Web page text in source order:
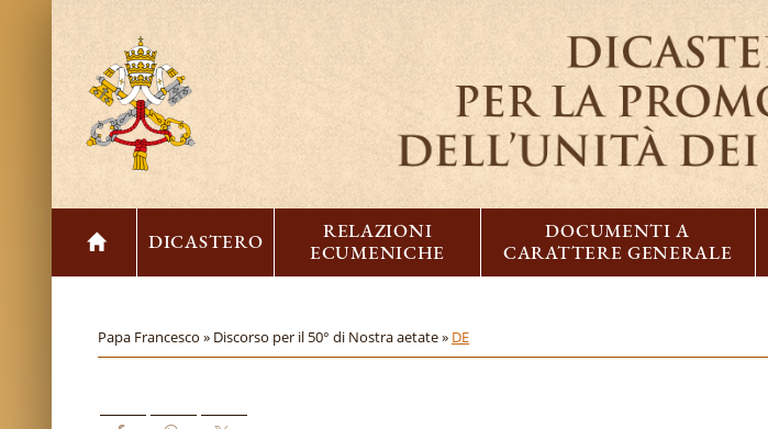
DICASTERO
RELAZIONI
ECUMENICHE
DOCUMENTI A
CARATTERE GENERALE
Papa Francesco » Discorso per il 50° di Nostra aetate » DE